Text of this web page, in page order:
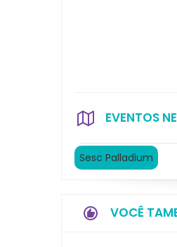
EVENTOS
Sesc Palladium
VOCÊ